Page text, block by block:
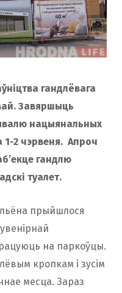
гандлёвага
Завяршыць
нацыянальных
1-2 чэрвеня. Апроч
гандлю
туалет.
прыйшлося
на паркоўцы.
кропкам і зусім
месца. Зараз